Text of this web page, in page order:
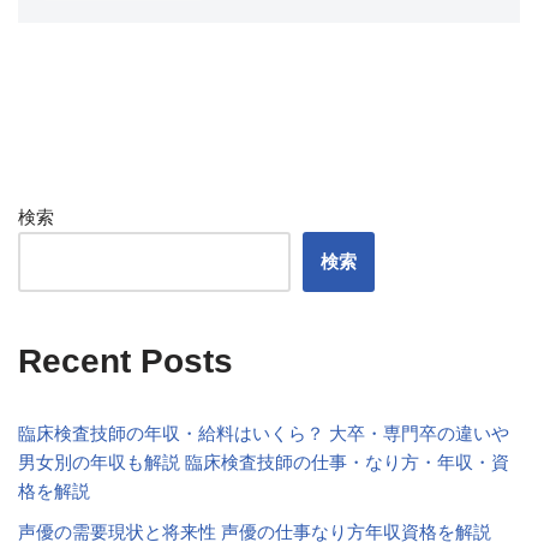
検索
検索
Recent Posts
臨床検査技師の年収・給料はいくら？ 大卒・専門卒の違いや
男女別の年収も解説 臨床検査技師の仕事・なり方・年収・資
格を解説
声優の需要現状と将来性 声優の仕事なり方年収資格を解説